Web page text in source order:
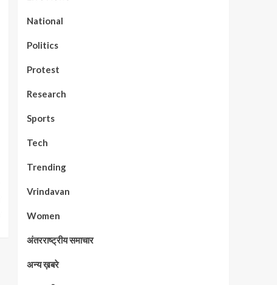
National
Politics
Protest
Research
Sports
Tech
Trending
Vrindavan
Women
अंतरराष्ट्रीय समाचार
अन्य ख़बरे